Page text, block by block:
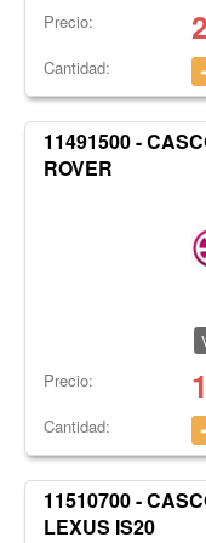
Precio:
Cantidad:
11491500 -
ROVER
Precio:
Cantidad:
11510700 -
LEXUS IS20